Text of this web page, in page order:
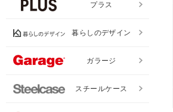
プラス
暮らしのデザイン
ガラージ
スチールケース